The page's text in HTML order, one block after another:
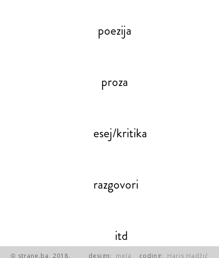
poezija
proza
esej/kritika
razgovori
itd
© strane.ba, 2018. design: mela coding: Haris Hadžić